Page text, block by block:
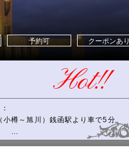
Hot!!
予約可 クーポンあり
小樽～旭川）銭函駅より車で5分